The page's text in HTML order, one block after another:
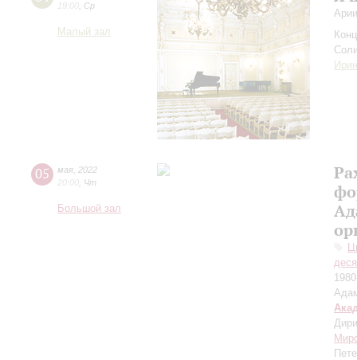
19:00 Ср
Малый зал
05 мая 2022
20:00 Чт
Большой зал